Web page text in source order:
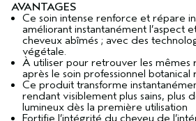
AVANTAGES
Ce soin intense renforce et répare
améliorant instantanément l’aspect
cheveux abîmés ; avec des
végétale.
À utiliser pour retrouver les mêmes
après le soin professionnel
Ce produit transforme
rendant visiblement plus sains, plus
lumineux dès la première utilisation​
Fortifie l’intégrité du cheveu de